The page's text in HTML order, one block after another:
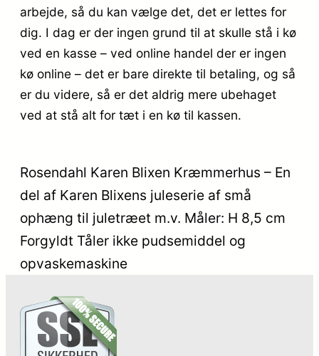
arbejde, så du kan vælge det, det er lettes for
dig. I dag er der ingen grund til at skulle stå i kø
ved en kasse – ved online handel der er ingen
kø online – det er bare direkte til betaling, og så
er du videre, så er det aldrig mere ubehaget
ved at stå alt for tæt i en kø til kassen.
Rosendahl Karen Blixen Kræmmerhus – En
del af Karen Blixens juleserie af små
ophæng til juletræet m.v. Måler: H 8,5 cm
Forgyldt Tåler ikke pudsemiddel og
opvaskemaskine